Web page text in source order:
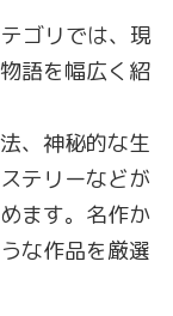
ゴリでは、現
語を幅広く紹
、神秘的な生
テリーなどが
ます。名作か
な作品を厳選